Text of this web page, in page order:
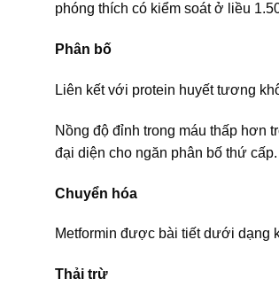
phóng thích có kiểm soát ở liều
Phân bố
Liên kết với protein huyết tương
Nồng độ đỉnh trong máu thấp hơn
đại diện cho ngăn phân bố thứ
Chuyển hóa
Metformin được bài tiết dưới dạng
Thải trừ